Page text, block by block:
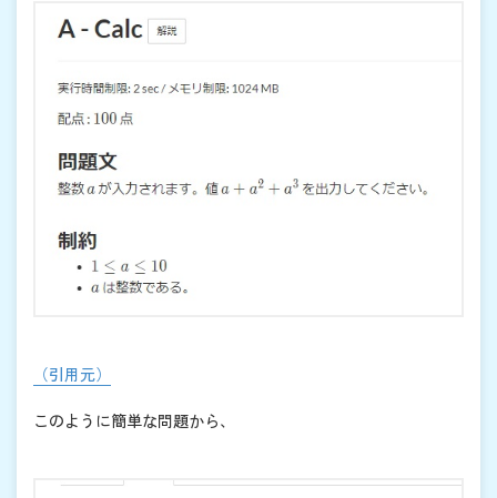
（引用元）
このように簡単な問題から、